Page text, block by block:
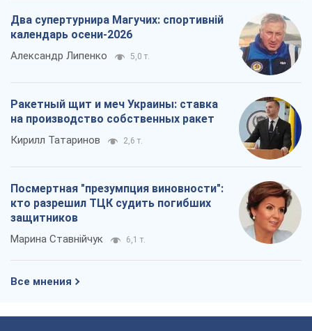
Два супертурнира Магучих: спортивній
календарь осени-2026
Александр Липенко 5,0 т.
Ракетный щит и меч Украины: ставка
на производство собственных ракет
Кирилл Татаринов 2,6 т.
Посмертная "презумпция виновности":
кто разрешил ТЦК судить погибших
защитников
Марина Ставнійчук 6,1 т.
Все мнения